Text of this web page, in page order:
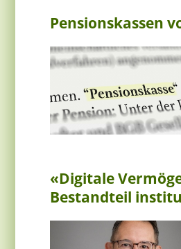
Pensionskassen
«Digitale
Bestandteil